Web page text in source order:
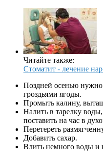
Читайте также:
Стоматит - лечение
Поздней осенью нужно
гроздьями ягоды.
Промыть калину,
Налить в тарелку
поставить на час в
Перетереть
Добавить сахар.
Влить немного воды и